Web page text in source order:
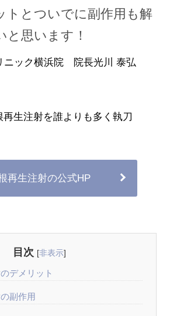
トとついでに副作用も解
思います！
ニック横浜院 院長光川 泰弘
生注射を誰よりも多く執刀
再生注射の公式HP
目次 [非表示]
デメリット
副作用